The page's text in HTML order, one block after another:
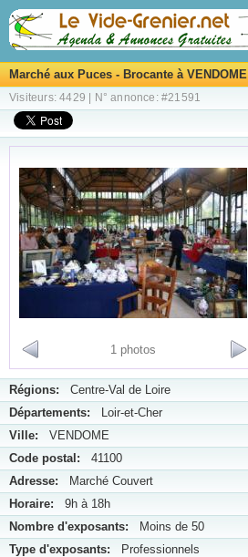
Marché aux Puces - Brocante à VENDOME
Visiteurs: 4429 | N° annonce: #21591
1 photos
Régions: Centre-Val de Loire
Départements: Loir-et-Cher
Ville: VENDOME
Code postal: 41100
Adresse: Marché Couvert
Horaire: 9h à 18h
Nombre d'exposants: Moins de 50
Type d'exposants: Professionnels